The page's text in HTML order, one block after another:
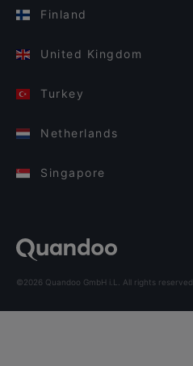
Finland
United Kingdom
Turkey
Netherlands
Singapore
©2026 Quandoo GmbH i.L. All rights reserved